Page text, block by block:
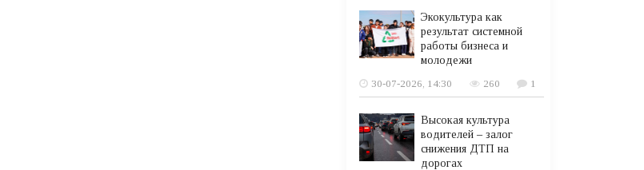
Экокультура как
результат системной
работы бизнеса и
молодежи
30-07-2026, 14:30
260 1
Высокая культура
водителей – залог
снижения ДТП на
дорогах